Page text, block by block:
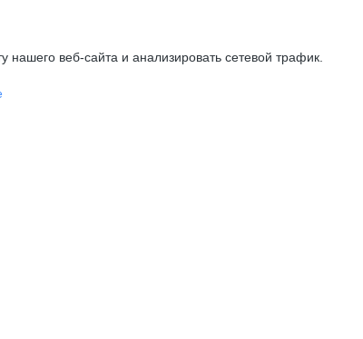
веб-сайта и анализировать сетевой трафик.